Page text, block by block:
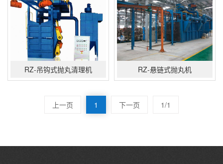
RZ-吊钩式抛丸清理机 RZ-悬链式抛丸机
上一页 1 下一页 1/1